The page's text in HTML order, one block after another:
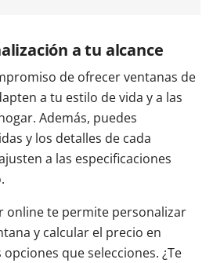
a tu alcance
de ofrecer ventanas de
a tu estilo de vida y a las
Además, puedes
y los detalles de cada
a las especificaciones
online te permite personalizar
y calcular el precio en
que selecciones. ¿Te